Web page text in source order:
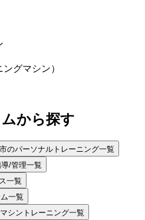
グマシン）
から探す
のパーソナルトレーニング一覧
/管理一覧
一覧
一覧
シントレーニング一覧